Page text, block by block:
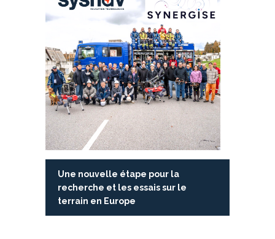
Une nouvelle étape pour la
recherche et les essais sur le
terrain en Europe